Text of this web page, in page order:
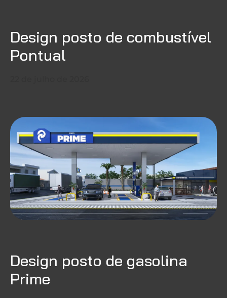
Design posto de combustível
Pontual
Design posto de gasolina
Prime